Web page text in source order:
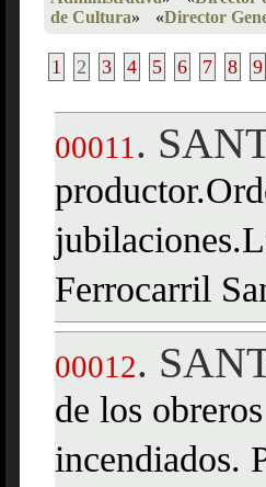
de Cultura» «Director
1 2 3 4 5 6 7 8 9
00011 .
Ferrocarril
00012.
de los
incendiados.